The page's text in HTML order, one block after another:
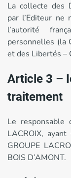
La collecte des
par l’Editeur ne
l’autorité
personnelles (la
et des Libertés –
Article 3 –
traitement
Le responsable
LACROIX,
GROUPE
BOIS D’AMONT.